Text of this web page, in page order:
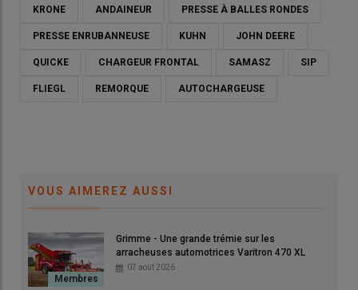
nouveautés découvertesau salon de l'herbe et des fourrages.
© D. Laisney
Krone - Une petite faucheuse andaineuse
KRONE ANDAINEUR PRESSE À BALLES RONDES
PRESSE ENRUBANNEUSE KUHN JOHN DEERE
QUICKE CHARGEUR FRONTAL SAMASZ SIP
FLIEGL REMORQUE AUTOCHARGEUSE
VOUS AIMEREZ AUSSI
Grimme - Une grande trémie sur les
arracheuses automotrices Varitron 470 XL
07 août 2026